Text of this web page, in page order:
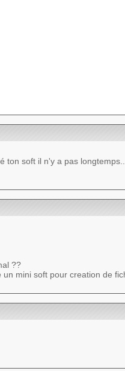
soft il n'y a pas longtemps...
??
mini soft pour creation de